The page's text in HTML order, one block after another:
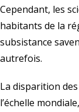
Cependant, les
habitants de la
subsistance
autrefois.
La disparition
l’échelle